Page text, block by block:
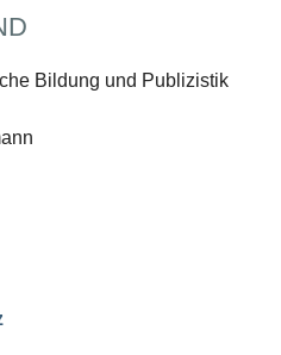
Bildung und Publizistik